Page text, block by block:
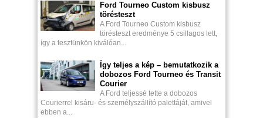
Ford Tourneo Custom kisbusz
törésteszt
A Ford Tourneo Custom kisbusz
törésteszt eredménye 5 csillagos lett,
így a tesztünkön kiválóan...
Így teljes a kép – bemutatkozik a
dobozos Ford Tourneo és Transit
Courier
A Ford teljessé tette a dobozos
Courierrel kisáru- és személyszállító palettáját, amivel
ebben a...